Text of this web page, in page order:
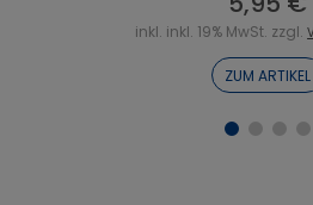
inkl. inkl. 19% MwSt. zzgl.
ZUM ARTIKEL